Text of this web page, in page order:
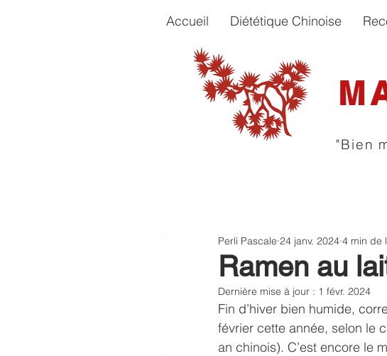
Accueil Diététique Chinoise
"Bien
Ramen au
Perli Pascale 24 janv. 2024 4 min de
Dernière mise à jour : 1 févr. 2024
Fin d’hiver bien humide,
février cette année, selon le
an chinois). C’est encore le